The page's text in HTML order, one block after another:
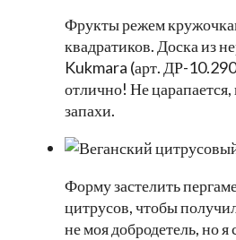
Фрукты режем
квадратиков. Доска из
Kukmara (арт. ДР-
отлично! Не царапается,
запахи.
Форму застелить
цитрусов, чтобы
не моя добродетель, но я